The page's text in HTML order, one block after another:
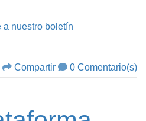
a nuestro boletín
Compartir 0 Comentario(s)